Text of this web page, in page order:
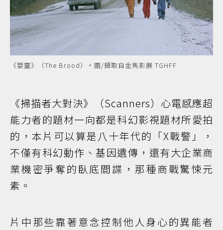
《嬰靈》（The Brood）。圖/擷取自金馬影展 TGHFF
《掃描者大對決》（Scanners）心電感應超
能力者的題材一向都是科幻影視題材所愛拍
的，本片可以算是八十年代的「X戰警」，
不僅有科幻動作、基因遺傳，還有大企業商
業機密爭奪的臥底間諜，那種商戰驚悚元
素。
片中那些靠著意念控制他人身心的異能者